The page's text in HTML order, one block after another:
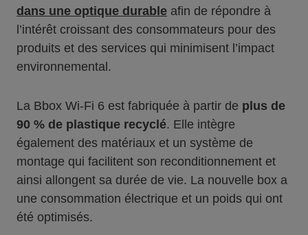
dans une optique durable afin de répondre à
l’intérêt croissant des consommateurs pour des
produits et des services qui minimisent l’impact
environnemental.
La Bbox Wi-Fi 6 est fabriquée à partir de plus de
90 % de plastique recyclé. Elle intègre
également des matériaux et un système de
montage qui facilitent son reconditionnement et
ainsi allongent sa durée de vie. La nouvelle box a
une consommation électrique et un poids qui ont
été optimisés.